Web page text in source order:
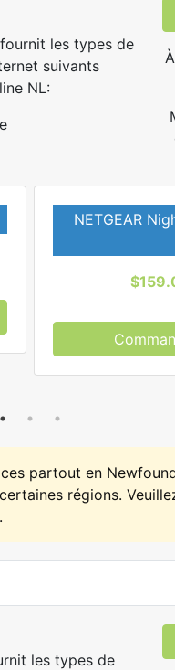
les types de
suivants
NL:
NETGEAR
partout en
régions.
les types de